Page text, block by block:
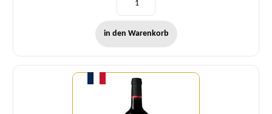
in den Warenkorb
Menge